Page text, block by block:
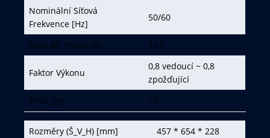
Nominální Síťová
Frekvence [Hz]
50/60
Max. AC Proud [A] 15,9
Faktor Výkonu
0,8 vedoucí ~ 0,8
zpožďující
THDi [%]
<3
Rozměry (Š_V_H) [mm]
457 * 654 * 228